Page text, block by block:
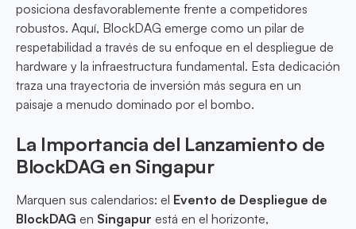
posiciona desfavorablemente frente a competidores
robustos. Aquí, BlockDAG emerge como un pilar de
respetabilidad a través de su enfoque en el despliegue de
hardware y la infraestructura fundamental. Esta dedicación
traza una trayectoria de inversión más segura en un
paisaje a menudo dominado por el bombo.
La Importancia del Lanzamiento de
BlockDAG en Singapur
Marquen sus calendarios: el Evento de Despliegue de
BlockDAG en Singapur está en el horizonte,